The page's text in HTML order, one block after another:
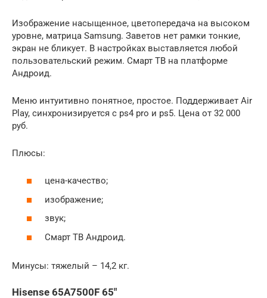
Изображение насыщенное, цветопередача на высоком
уровне, матрица Samsung. Заветов нет рамки тонкие,
экран не бликует. В настройках выставляется любой
пользовательский режим. Смарт ТВ на платформе
Андроид.
Меню интуитивно понятное, простое. Поддерживает Air
Play, синхронизируется с ps4 pro и ps5. Цена от 32 000
руб.
Плюсы:
цена-качество;
изображение;
звук;
Смарт ТВ Андроид.
Минусы: тяжелый – 14,2 кг.
Hisense 65A7500F 65″